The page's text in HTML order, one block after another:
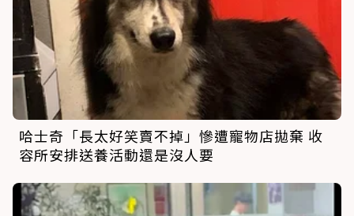
哈士奇「長太好笑賣不掉」慘遭寵物店拋棄 收
容所安排送養活動還是沒人要